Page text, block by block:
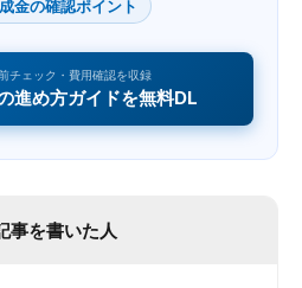
金の確認ポイント
チェック・費用確認を収録
進め方ガイドを無料DL
事を書いた人